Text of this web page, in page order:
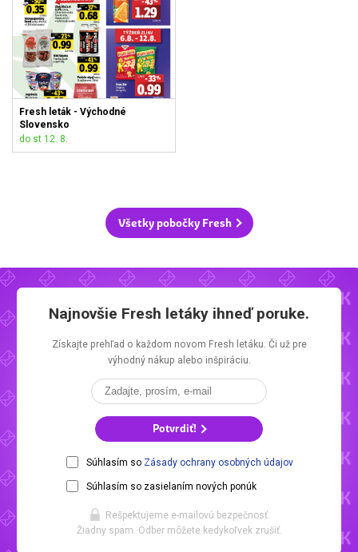
Fresh leták - Východné
Slovensko
do st 12. 8.
Všetky pobočky Fresh
Najnovšie Fresh letáky ihneď poruke.
Získajte prehľad o každom novom Fresh letáku. Či už pre
výhodný nákup alebo inšpiráciu.
Potvrdiť!
Súhlasím so Zásady ochrany osobných údajov
Súhlasím so zasielaním nových ponúk
Rešpektujeme e-mailovú bezpečnosť.
Žiadny spam. Odber môžete kedykoľvek zrušiť.